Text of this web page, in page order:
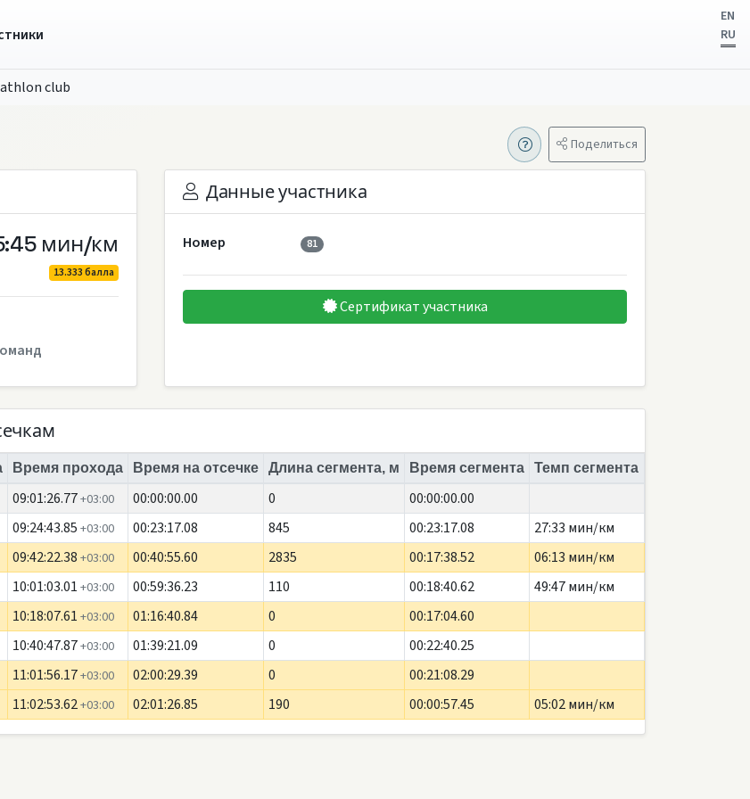
EN
RU
club
Поделиться
мин/км
13.333 балла
Данные участника
Номер 81
Сертификат участника
Время прохода Время на отсечке Длина сегмента, м Время сегмента
Темп сегмента
09:01:26.77+03:00 00:00:00.00 0 00:00:00.00
09:24:43.85 +03:00 00:23:17.08 845 00:23:17.08 27:33 мин/км
09:42:22.38 +03:00 00:40:55.60 2835 00:17:38.52 06:13 мин/км
10:01:03.01 +03:00 00:59:36.23 110 00:18:40.62 49:47 мин/км
10:18:07.61 +03:00 01:16:40.84 0 00:17:04.60
10:40:47.87+03:00 01:39:21.09 0 00:22:40.25
11:01:56.17+03:00 02:00:29.39 0 00:21:08.29
11:02:53.62+03:00 02:01:26.85 190 00:00:57.45 05:02 мин/км